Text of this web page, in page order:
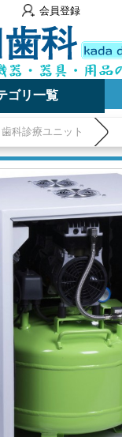
会員登録
ゴリ一覧
歯科診療ユニット